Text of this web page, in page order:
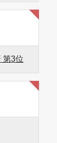
第3位